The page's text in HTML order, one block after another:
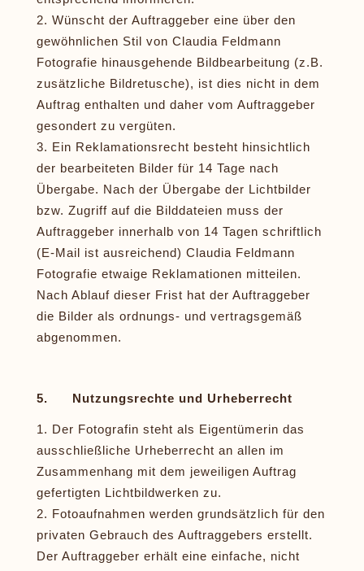
Wünscht der Auftraggeber eine über den
gewöhnlichen Stil von Claudia Feldmann
Fotografie hinausgehende Bildbearbeitung (z.B.
zusätzliche Bildretusche), ist dies nicht in dem
Auftrag enthalten und daher vom Auftraggeber
gesondert zu vergüten.
Ein Reklamationsrecht besteht hinsichtlich
der bearbeiteten Bilder für 14 Tage nach
Übergabe. Nach der Übergabe der Lichtbilder
bzw. Zugriff auf die Bilddateien muss der
Auftraggeber innerhalb von 14 Tagen schriftlich
(E-Mail ist ausreichend) Claudia Feldmann
Fotografie etwaige Reklamationen mitteilen.
Nach Ablauf dieser Frist hat der Auftraggeber
die Bilder als ordnungs- und vertragsgemäß
abgenommen.
5. Nutzungsrechte und Urheberrecht
Der Fotografin steht als Eigentümerin das
ausschließliche Urheberrecht an allen im
Zusammenhang mit dem jeweiligen Auftrag
gefertigten Lichtbildwerken zu.
Fotoaufnahmen werden grundsätzlich für den
privaten Gebrauch des Auftraggebers erstellt.
Der Auftraggeber erhält eine einfache, nicht